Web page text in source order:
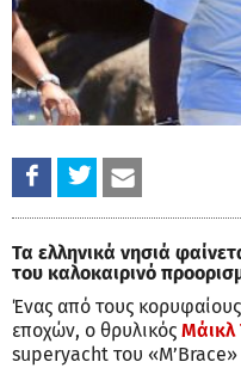
Τα ελληνικά νησιά
του καλοκαιρινό
Ένας από τους
εποχών, ο θρυλικός Μάικλ
superyacht του «M’Brace»